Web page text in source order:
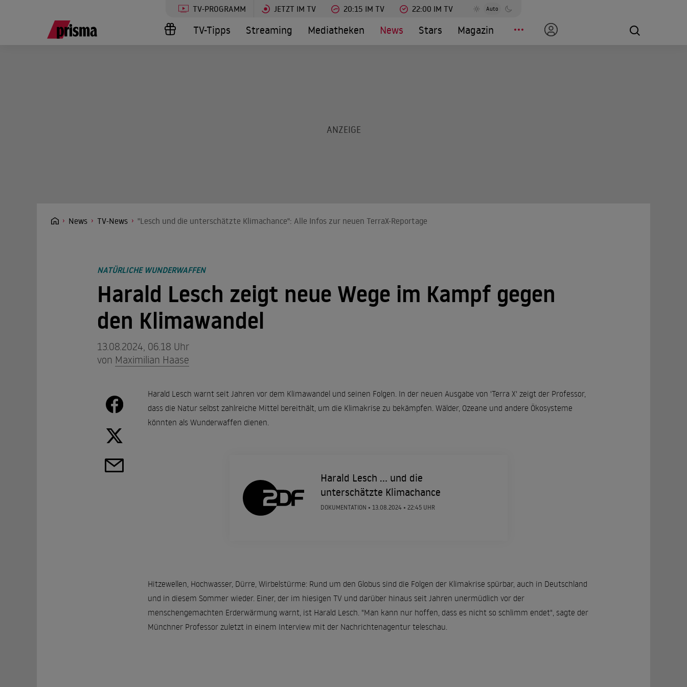
TV-PROGRAMM JETZT IM TV 20:15 IM TV 22:00 IM TV Auto
TV-Tipps Streaming Mediatheken News Stars Magazin
News TV-News "Lesch und die unterschätzte Klimachance": Alle Infos zur neuen TerraX-Reportage
NATÜRLICHE WUNDERWAFFEN
Harald Lesch zeigt neue Wege im Kampf gegen
den Klimawandel
13.08.2024, 06.18 Uhr
von Maximilian Haase
Harald Lesch warnt seit Jahren vor dem Klimawandel und seinen Folgen. In der neuen Ausgabe von 'Terra X' zeigt der Professor,
dass die Natur selbst zahlreiche Mittel bereithält, um die Klimakrise zu bekämpfen. Wälder, Ozeane und andere Ökosysteme
könnten als Wunderwaffen dienen.
Harald Lesch ... und die
unterschätzte Klimachance
DOKUMENTATION • 13.08.2024• 22:45 UHR
Hitzewellen, Hochwasser, Dürre, Wirbelstürme: Rund um den Globus sind die Folgen der Klimakrise spürbar, auch in Deutschland
und in diesem Sommer wieder. Einer, der im hiesigen TV und darüber hinaus seit Jahren unermüdlich vor der
menschengemachten Erderwärmung warnt, ist Harald Lesch. "Man kann nur hoffen, dass es nicht so schlimm endet", sagte der
Münchner Professor zuletzt in einem Interview mit der Nachrichtenagentur teleschau.